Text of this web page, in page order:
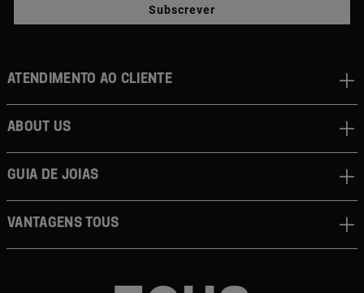
Subscrever
Atendimento ao cliente
About us
Guia de joias
Vantagens TOUS